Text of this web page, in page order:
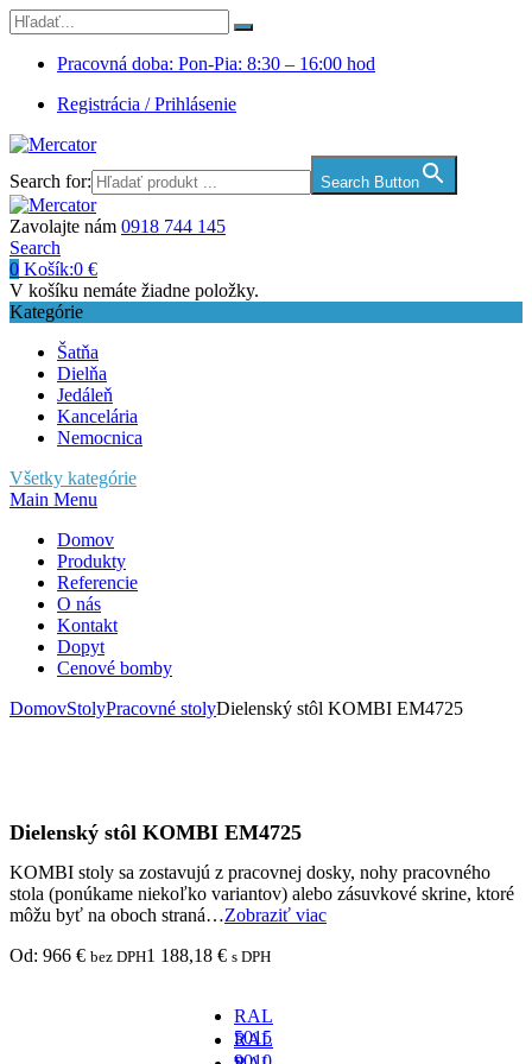
Pracovná doba: Pon-Pia: 8:30 – 16:00 hod
Registrácia / Prihlásenie
Search for: Search Button
Zavolajte nám 0918 744 145
Search
0 Košík:0 €
V košíku nemáte žiadne položky.
Kategórie
Šatňa
Dielňa
Jedáleň
Kancelária
Nemocnica
Všetky kategórie
Main Menu
Domov
Produkty
Referencie
O nás
Kontakt
Dopyt
Cenové bomby
DomovStolyPracovné stolyDielenský stôl KOMBI EM4725
Dielenský stôl KOMBI EM4725
KOMBI stoly sa zostavujú z pracovnej dosky, nohy pracovného
stola (ponúkame niekoľko variantov) alebo zásuvkové skrine, ktoré
môžu byť na oboch straná…Zobraziť viac
Od: 966 € bez DPH1 188,18 € s DPH
RAL
5015
-
RAL